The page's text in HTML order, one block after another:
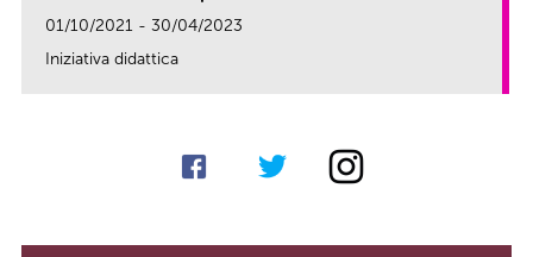
01/10/2021 - 30/04/2023
Iniziativa didattica